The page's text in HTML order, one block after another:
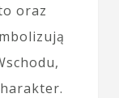
oraz